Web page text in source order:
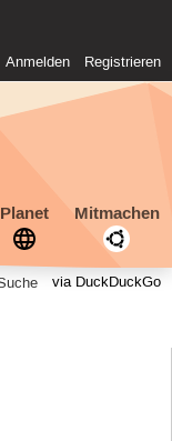
Anmelden Registrieren
Planet Mitmachen
via DuckDuckGo